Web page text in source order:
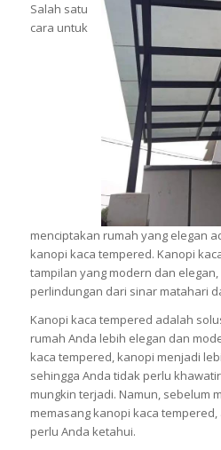
Salah satu
cara untuk
menciptakan rumah yang elegan
kanopi kaca tempered. Kanopi
tampilan yang modern dan
perlindungan dari sinar matahari
Kanopi kaca tempered adalah
rumah Anda lebih elegan dan
kaca tempered, kanopi menjadi
sehingga Anda tidak perlu
mungkin terjadi. Namun, sebelum
memasang kanopi kaca
perlu Anda ketahui.